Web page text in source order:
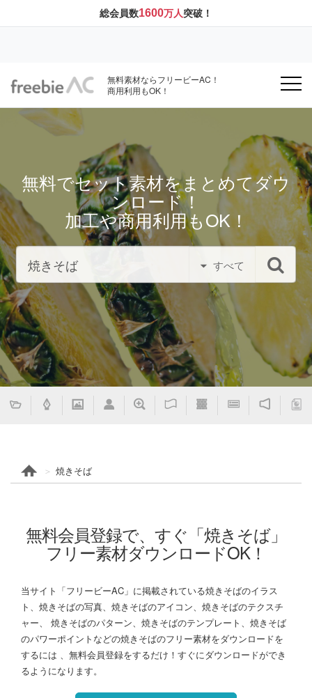
総会員数1600万人突破！
無料素材ならフリービーAC！
商用利用もOK！
無料でセット素材をまとめてダウ
ンロード！
加工や商用利用もOK！
すべて
焼きそば
無料会員登録で、すぐ「焼きそば」
フリー素材ダウンロードOK！
当サイト「フリービーAC」に掲載されている焼きそばのイラス
ト、焼きそばの写真、焼きそばのアイコン、焼きそばのテクスチ
ャー、 焼きそばのパターン、焼きそばのテンプレート、焼きそば
のパワーポイントなどの焼きそばのフリー素材をダウンロードを
するには 、無料会員登録をするだけ！すぐにダウンロードができ
るようになります。